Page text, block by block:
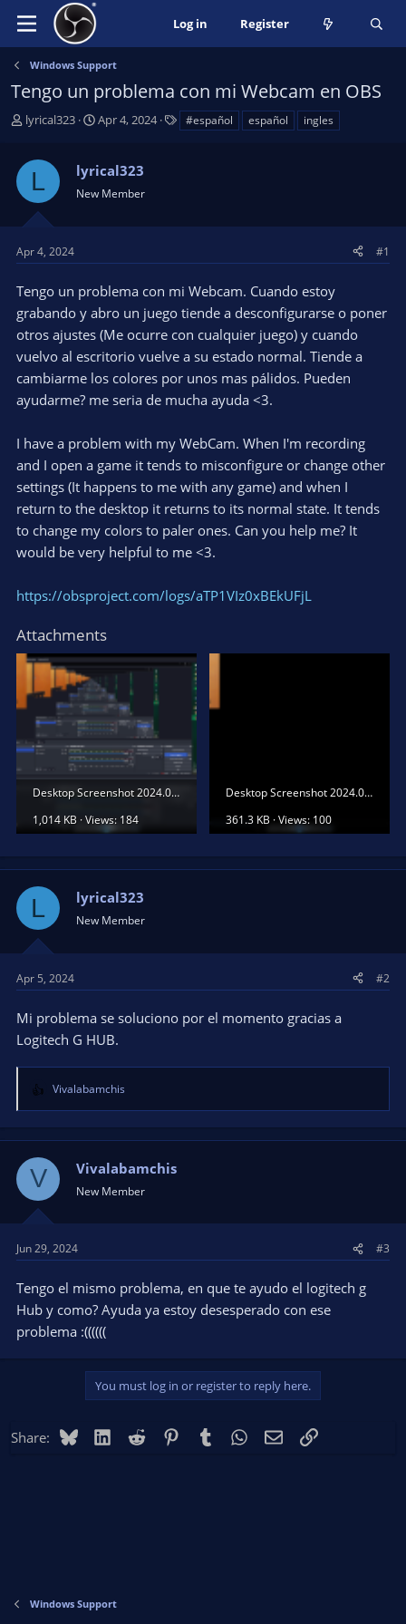
Log in Register
Windows Support
Tengo un problema con mi Webcam en OBS
T
s
a
t
e
r
lyrical323
S
r
t
a
e
Apr 4, 2024 #español español ingles
L lyrical323
New Member
Apr 4, 2024 #1
Tengo un problema con mi Webcam. Cuando estoy
grabando y abro un juego tiende a desconfigurarse o poner
otros ajustes (Me ocurre con cualquier juego) y cuando
vuelvo al escritorio vuelve a su estado normal. Tiende a
cambiarme los colores por unos mas pálidos. Pueden
ayudarme? me seria de mucha ayuda <3.
I have a problem with my WebCam. When I'm recording
and I open a game it tends to misconfigure or change other
settings (It happens to me with any game) and when I
return to the desktop it returns to its normal state. It tends
to change my colors to paler ones. Can you help me? It
would be very helpful to me <3.
https://obsproject.com/logs/aTP1VIz0xBEkUFjL
Attachments
Desktop Screenshot 2024.04.04 - 14.32.42.95.png
1,014 KB · Views: 184
Desktop Screenshot 2024.04.04 - 14.32.58.33.png
361.3 KB · Views: 100
L lyrical323
New Member
Apr 5, 2024 #2
Mi problema se soluciono por el momento gracias a
Logitech G HUB.
R
e
a
o
n
:
Vivalabamchis
V Vivalabamchis
New Member
Jun 29, 2024 #3
Tengo el mismo problema, en que te ayudo el logitech g
Hub y como? Ayuda ya estoy desesperado con ese
problema :((((((
You must log in or register to reply here.
Share: BlueskyLinkedIn
Reddit PinterestTumblr WhatsApp
EmailLink
Windows Support